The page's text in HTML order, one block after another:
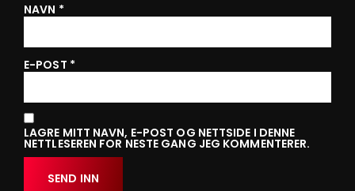
NAVN *
E-POST *
LAGRE MITT NAVN, E-POST OG NETTSIDE I DENNE
NETTLESEREN FOR NESTE GANG JEG KOMMENTERER.